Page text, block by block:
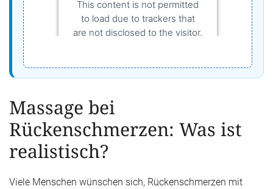
This content is not permitted
to load due to trackers that
are not disclosed to the visitor.
Powered by
Consent Management
Platform
Massage bei
Rückenschmerzen: Was ist
realistisch?
Viele Menschen wünschen sich, Rückenschmerzen mit